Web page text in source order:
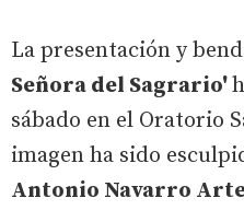
La presentación y
Señora del Sagrario'
sábado en el Oratorio
imagen ha sido
Antonio Navarro